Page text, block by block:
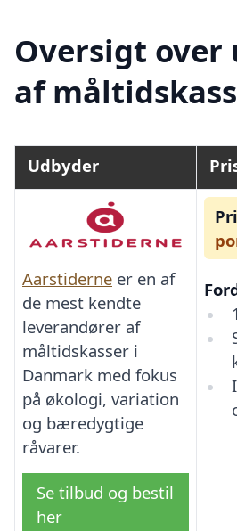
Oversigt over
af
Udbyder
Aarstiderne er en af
de mest kendte
leverandører af
måltidskasser i
Danmark med fokus
på økologi, variation
og bæredygtige
råvarer.
Se tilbud og bestil
her